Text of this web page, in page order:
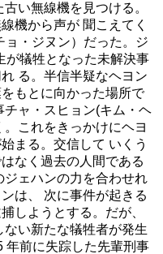
い無線機を見つける。
機から声が 聞こえてく
ョ・ジヌン）だった。ジ
が犠牲となった未解決事
る。半信半疑なヘヨン
もとに向かった場所で
ャ・スヒョン(キム・ヘ
これをきっかけにヘヨ
まる。交信して いくう
なく過去の人間である
ジェハンの力を合わせれ
は、 次に事件が起きる
しようとする。だが、
い新たな犠牲者が発生
年前に失踪した先輩刑事